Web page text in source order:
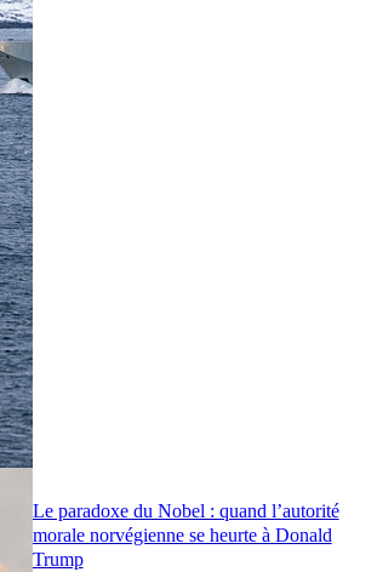
Le paradoxe du Nobel : quand l’autorité
morale norvégienne se heurte à Donald
Trump